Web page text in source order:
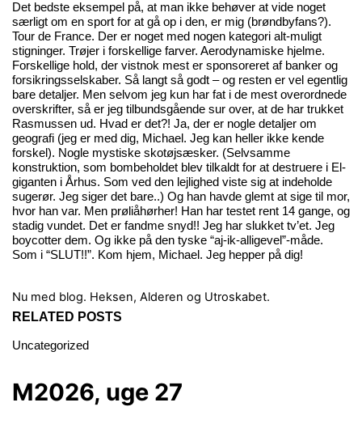
Det bedste eksempel på, at man ikke behøver at vide noget
særligt om en sport for at gå op i den, er mig (brøndbyfans?).
Tour de France. Der er noget med nogen kategori alt-muligt
stigninger. Trøjer i forskellige farver. Aerodynamiske hjelme.
Forskellige hold, der vistnok mest er sponsoreret af banker og
forsikringsselskaber. Så langt så godt – og resten er vel egentlig
bare detaljer. Men selvom jeg kun har fat i de mest overordnede
overskrifter, så er jeg tilbundsgående sur over, at de har trukket
Rasmussen ud. Hvad er det?! Ja, der er nogle detaljer om
geografi (jeg er med dig, Michael. Jeg kan heller ikke kende
forskel). Nogle mystiske skotøjsæsker. (Selvsamme
konstruktion, som bombeholdet blev tilkaldt for at destruere i El-
giganten i Århus. Som ved den lejlighed viste sig at indeholde
sugerør. Jeg siger det bare..) Og han havde glemt at sige til mor,
hvor han var. Men prøliåhørher! Han har testet rent 14 gange, og
stadig vundet. Det er fandme snyd!! Jeg har slukket tv’et. Jeg
boycotter dem. Og ikke på den tyske “aj-ik-alligevel”-måde.
Som i “SLUT!!”. Kom hjem, Michael. Jeg hepper på dig!
Nu med blog. Heksen, Alderen og Utroskabet.
RELATED POSTS
Uncategorized
M2026, uge 27